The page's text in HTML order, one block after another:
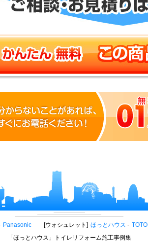
Panasonic ウォシュレット ほっとハウス TOTO
「ほっとハウス」トイレリフォーム施工事例集